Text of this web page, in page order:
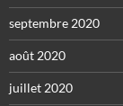
septembre 2020
août 2020
juillet 2020